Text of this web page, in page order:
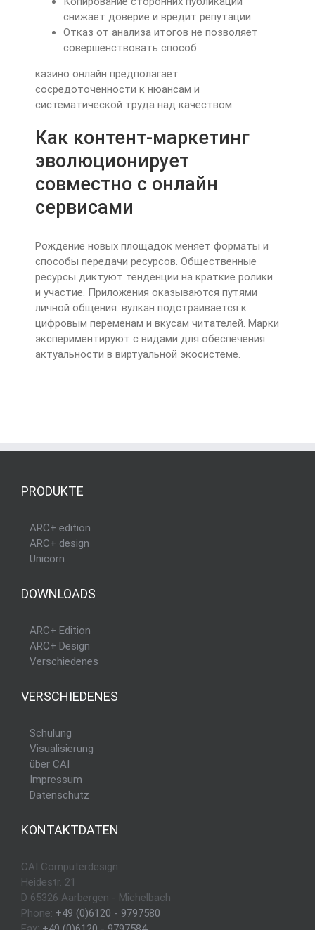
снижает доверие и вредит репутации
Отказ от анализа итогов не позволяет
совершенствовать способ
казино онлайн предполагает
сосредоточенности к нюансам и
систематической труда над качеством.
Как контент-маркетинг
эволюционирует
совместно с онлайн
сервисами
Рождение новых площадок меняет форматы и
способы передачи ресурсов. Общественные
ресурсы диктуют тенденции на краткие ролики
и участие. Приложения оказываются путями
личной общения. вулкан подстраивается к
цифровым переменам и вкусам читателей. Марки
экспериментируют с видами для обеспечения
актуальности в виртуальной экосистеме.
PRODUKTE
ARC+ edition
ARC+ design
Unicorn
DOWNLOADS
ARC+ Edition
ARC+ Design
Verschiedenes
VERSCHIEDENES
Schulung
Visualisierung
über CAI
Impressum
Datenschutz
KONTAKTDATEN
CAI Computerdesign
Heidestr. 21
D 65326 Aarbergen - Michelbach
Phone: +49 (0)6120 - 9797580